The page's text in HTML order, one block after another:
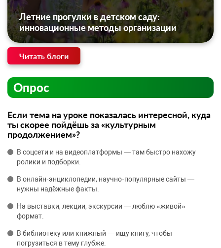
Летние прогулки в детском саду:
инновационные методы организации
Читать блоги
Опрос
Если тема на уроке показалась интересной, куда
ты скорее пойдёшь за «культурным
продолжением»?
В соцсети и на видеоплатформы — там быстро нахожу
ролики и подборки.
В онлайн‑энциклопедии, научно‑популярные сайты —
нужны надёжные факты.
На выставки, лекции, экскурсии — люблю «живой»
формат.
В библиотеку или книжный — ищу книгу, чтобы
погрузиться в тему глубже.